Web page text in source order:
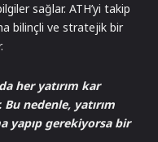
sağlar. ATH’yi takip
bilinçli ve stratejik bir
her yatırım kar
nedenle, yatırım
yapıp gerekiyorsa bir